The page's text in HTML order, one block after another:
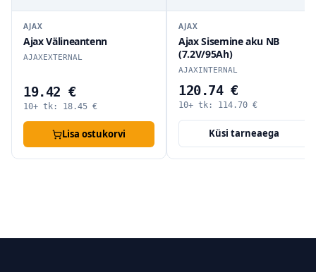
AJAX
Ajax Välineantenn
AJAXEXTERNAL
19.42 €
10+ tk: 18.45 €
Lisa ostukorvi
AJAX
Ajax Sisemine aku NB
(7.2V/95Ah)
AJAXINTERNAL
120.74 €
10+ tk: 114.70 €
Küsi tarneaega